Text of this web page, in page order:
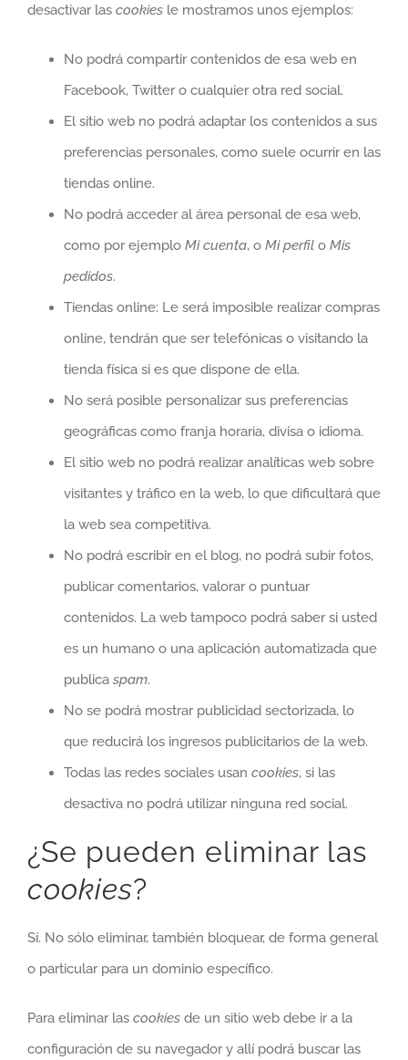
desactivar las cookies le mostramos unos ejemplos:
No podrá compartir contenidos de esa web en
Facebook, Twitter o cualquier otra red social.
El sitio web no podrá adaptar los contenidos a sus
preferencias personales, como suele ocurrir en las
tiendas online.
No podrá acceder al área personal de esa web,
como por ejemplo Mi cuenta, o Mi perfil o Mis
pedidos.
Tiendas online: Le será imposible realizar compras
online, tendrán que ser telefónicas o visitando la
tienda física si es que dispone de ella.
No será posible personalizar sus preferencias
geográficas como franja horaria, divisa o idioma.
El sitio web no podrá realizar analíticas web sobre
visitantes y tráfico en la web, lo que dificultará que
la web sea competitiva.
No podrá escribir en el blog, no podrá subir fotos,
publicar comentarios, valorar o puntuar
contenidos. La web tampoco podrá saber si usted
es un humano o una aplicación automatizada que
publica spam.
No se podrá mostrar publicidad sectorizada, lo
que reducirá los ingresos publicitarios de la web.
Todas las redes sociales usan cookies, si las
desactiva no podrá utilizar ninguna red social.
¿Se pueden eliminar las
cookies?
Sí. No sólo eliminar, también bloquear, de forma general
o particular para un dominio específico.
Para eliminar las cookies de un sitio web debe ir a la
configuración de su navegador y allí podrá buscar las